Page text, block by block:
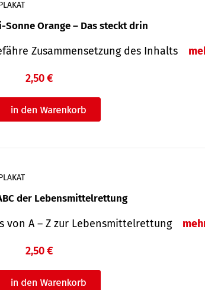
Sonne Orange – Das steckt drin
Zu­sammen­setzung des Inhalts
2,50 €
der Lebensmittelrettung
von A – Z zur Lebensmittelrettung
2,50 €